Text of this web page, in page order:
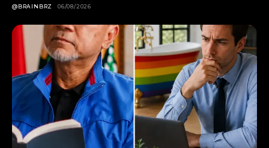
@BRAINBRZ 06/08/2026